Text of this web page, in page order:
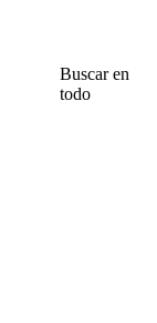
Buscar en
todo